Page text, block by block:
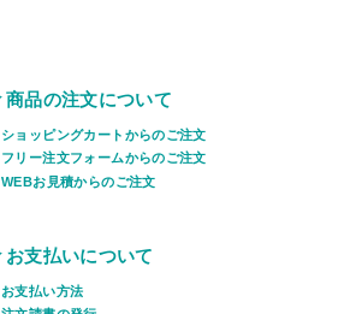
商品の注文について
ショッピングカートからのご注文
フリー注文フォームからのご注文
WEBお見積からのご注文
お支払いについて
お支払い方法